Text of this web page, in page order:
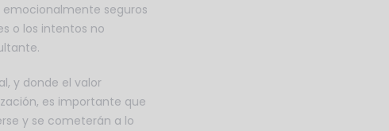
emocionalmente seguros
o los intentos no
y donde el valor
es importante que
y se cometerán a lo